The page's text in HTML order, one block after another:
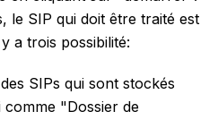
le SIP qui doit être traité est
a trois possibilité:
SIPs qui sont stockés
comme "Dossier de